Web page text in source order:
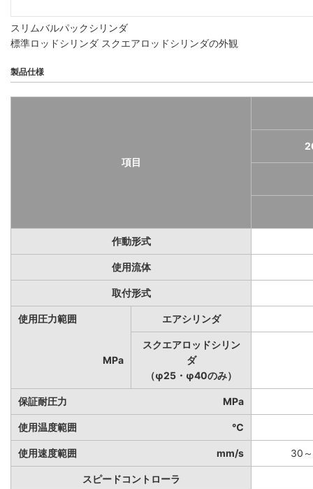
スリムバルパックシリンダ
標準ロッドシリンダ スクエアロッドシリンダの外観
製品仕様
項目
作動形式
使用流体
取付形式
使用圧力範囲 エアシリンダ
MPa
スクエアロッドシリン
ダ
（φ25・φ40のみ）
保証耐圧力 MPa
使用温度範囲 ℃
使用速度範囲 mm/s 30
スピードコントローラ